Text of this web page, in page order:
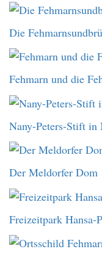
Die
Fehmarn und die
Nany-Peters-Stift
Der Meldorfer Dom
Freizeitpark